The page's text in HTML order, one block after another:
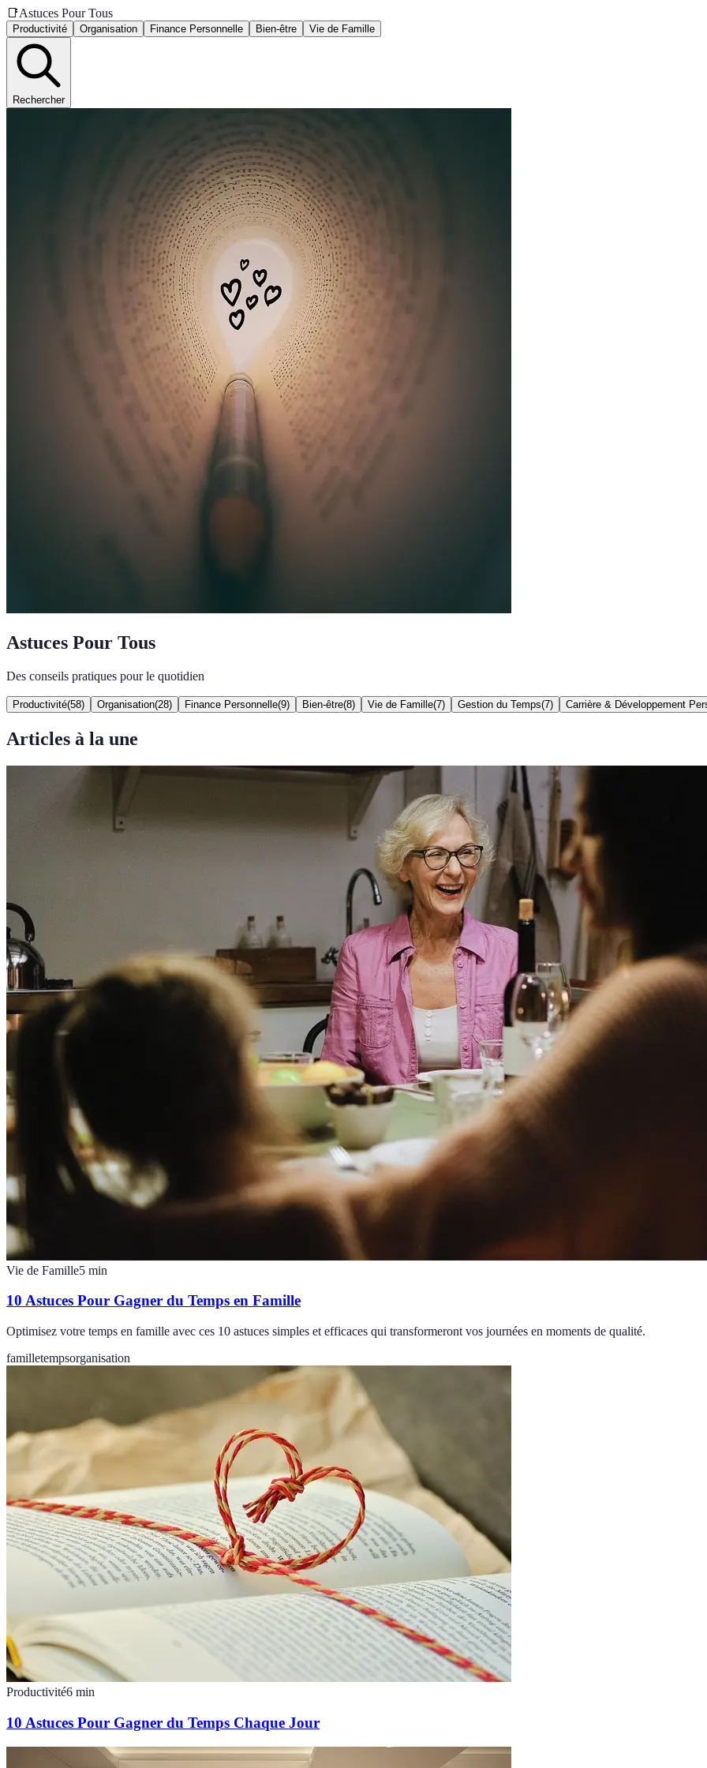
📑Astuces Pour Tous
Productivité Organisation Finance Personnelle Bien-être Vie de Famille
Rechercher
Astuces Pour Tous
Des conseils pratiques pour le quotidien
Productivité(58) Organisation(28) Finance Personnelle(9) Bien-être(8) Vie de Famille(7) Gestion du Temps(7) Carrière & Développement
Articles à la une
Vie de Famille5 min
10 Astuces Pour Gagner du Temps en Famille
Optimisez votre temps en famille avec ces 10 astuces simples et efficaces qui transformeront vos journées en moments de qualité.
familletempsorganisation
Productivité6 min
10 Astuces Pour Gagner du Temps Chaque Jour